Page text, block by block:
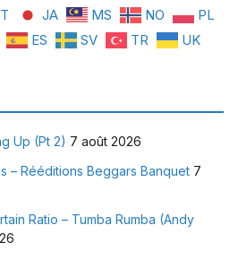
JA MS NO
PL
ES SV TR UK
Up (Pt 2) 7 août 2026
– Rééditions Beggars Banquet 7
Ratio – Tumba Rumba (Andy